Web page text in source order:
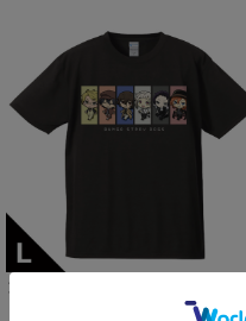
文豪ストレイドッグス Tシャツ ついて